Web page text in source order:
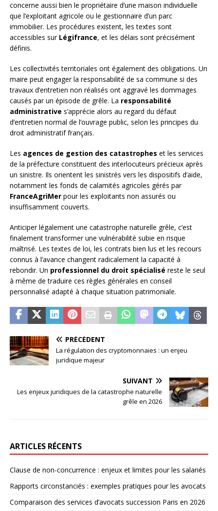
concerne aussi bien le propriétaire d’une maison individuelle
que l’exploitant agricole ou le gestionnaire d’un parc
immobilier. Les procédures existent, les textes sont
accessibles sur Légifrance, et les délais sont précisément
définis.
Les collectivités territoriales ont également des obligations. Un
maire peut engager la responsabilité de sa commune si des
travaux d’entretien non réalisés ont aggravé les dommages
causés par un épisode de grêle. La responsabilité
administrative s’apprécie alors au regard du défaut
d’entretien normal de l’ouvrage public, selon les principes du
droit administratif français.
Les agences de gestion des catastrophes et les services
de la préfecture constituent des interlocuteurs précieux après
un sinistre. Ils orientent les sinistrés vers les dispositifs d’aide,
notamment les fonds de calamités agricoles gérés par
FranceAgriMer pour les exploitants non assurés ou
insuffisamment couverts.
Anticiper légalement une catastrophe naturelle grêle, c’est
finalement transformer une vulnérabilité subie en risque
maîtrisé. Les textes de loi, les contrats bien lus et les recours
connus à l’avance changent radicalement la capacité à
rebondir. Un professionnel du droit spécialisé reste le seul
à même de traduire ces règles générales en conseil
personnalisé adapté à chaque situation patrimoniale.
PRÉCÉDENT
La régulation des cryptomonnaies : un enjeu
juridique majeur
SUIVANT
Les enjeux juridiques de la catastrophe naturelle
grêle en 2026
ARTICLES RÉCENTS
Clause de non-concurrence : enjeux et limites pour les salariés
Rapports circonstanciés : exemples pratiques pour les avocats
Comparaison des services d’avocats succession Paris en 2026